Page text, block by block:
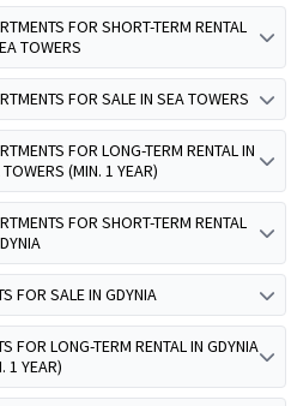
FOR SHORT-TERM RENTAL
TOWERS
FOR SALE IN SEA TOWERS
FOR LONG-TERM RENTAL IN
(MIN. 1 YEAR)
FOR SHORT-TERM RENTAL
FOR SALE IN GDYNIA
FOR LONG-TERM RENTAL IN GDYNIA
1 YEAR)